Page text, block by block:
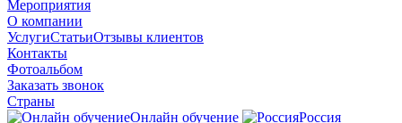
Мероприятия
О компании
УслугиСтатьиОтзывы клиентов
Контакты
Фотоальбом
Заказать звонок
Страны
Онлайн обучение
Россия